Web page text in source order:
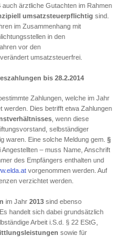
auch ärztliche Gutachten im Rahmen
umsatzsteuerpflichtig sind.
im Zusammenhang mit
in den
vor den
umsatzsteuerfrei.
bis 28.2.2014
Zahlungen, welche im Jahr
werden. Dies betrifft etwa Zahlungen
, wenn diese
selbständiger
waren. Eine solche Meldung gem. §
Angestellten – muss Name, Anschrift
des Empfängers enthalten und
vorgenommen werden. Auf
verzichtet werden.
im Jahr 2013 sind ebenso
handelt sich dabei grundsätzlich
Arbeit i.S.d. § 22 EStG,
sowie für